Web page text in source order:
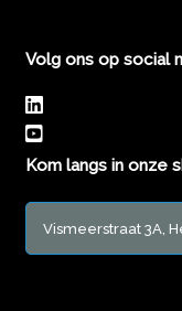
Volg ons op social
Kom langs in onze
Vismeerstraat 3A,